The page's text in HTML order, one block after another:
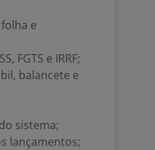
e
FGTS e IRRF;
balancete e
sistema;
lançamentos;